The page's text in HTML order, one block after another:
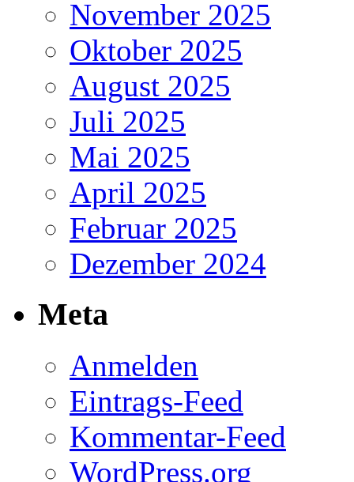
November 2025
Oktober 2025
August 2025
Juli 2025
Mai 2025
April 2025
Februar 2025
Dezember 2024
Meta
Anmelden
Eintrags-Feed
Kommentar-Feed
WordPress.org